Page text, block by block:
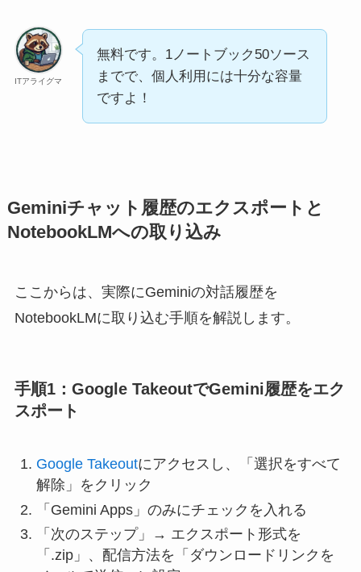
ITアライグマ
無料です。1ノートブック50ソース
までで、個人利用には十分な容量
ですよ！
Geminiチャット履歴のエクスポートと
NotebookLMへの取り込み
ここからは、実際にGeminiの対話履歴を
NotebookLMに取り込む手順を解説します。
手順1：Google TakeoutでGemini履歴をエク
スポート
Google Takeoutにアクセスし、「選択をすべて
解除」をクリック
「Gemini Apps」のみにチェックを入れる
「次のステップ」→ エクスポート形式を
「.zip」、配信方法を「ダウンロードリンクを